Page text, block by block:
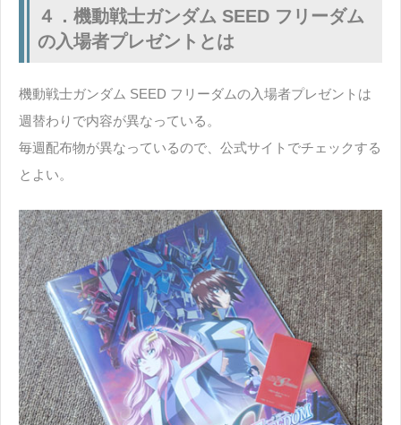
４．機動戦士ガンダム SEED フリーダム
の入場者プレゼントとは
機動戦士ガンダム SEED フリーダムの入場者プレゼントは
週替わりで内容が異なっている。
毎週配布物が異なっているので、公式サイトでチェックする
とよい。